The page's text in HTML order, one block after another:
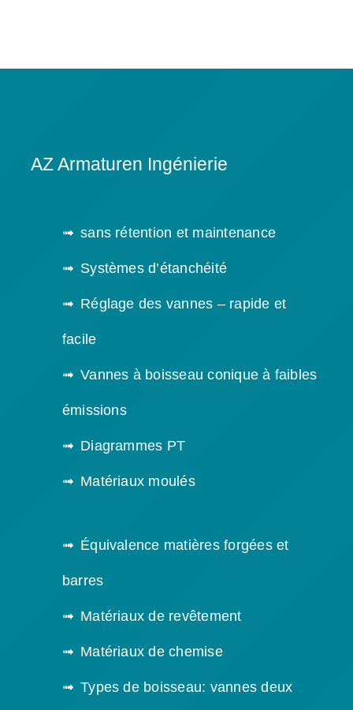
AZ Armaturen Ingénierie
sans rétention et maintenance
Systèmes d’étanchéité
Réglage des vannes – rapide et
facile
Vannes à boisseau conique à faibles
émissions
Diagrammes PT
Matériaux moulés
Équivalence matières forgées et
barres
Matériaux de revêtement
Matériaux de chemise
Types de boisseau: vannes deux